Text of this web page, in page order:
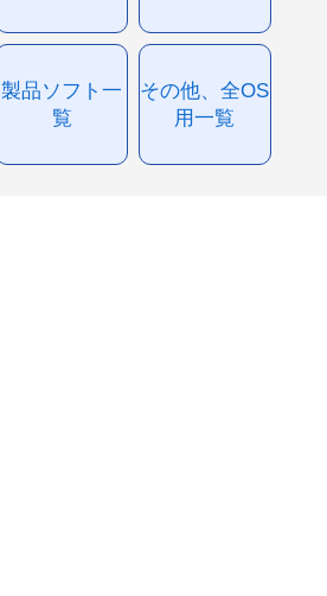
製品ソフト一
覧
その他、全OS
用一覧